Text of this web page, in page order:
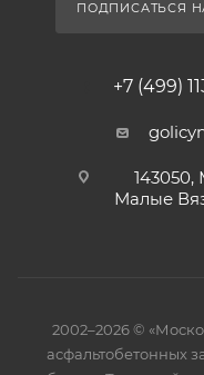
ПОДПИСАТЬСЯ
+7 (499)
143050,
Малые
2002–2026 ©
асфальтобетонных